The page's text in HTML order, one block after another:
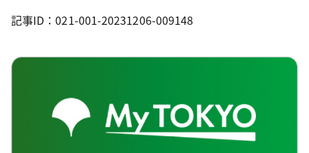
記事ID：021-001-20231206-009148